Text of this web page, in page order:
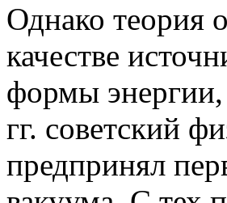
Однако теория
качестве
формы
гг. советский
предпринял